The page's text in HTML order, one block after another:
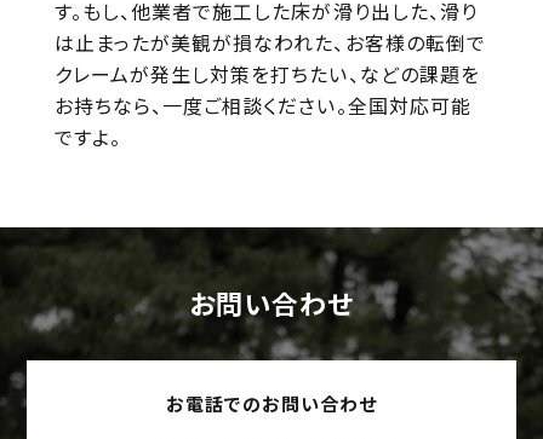
す。もし、他業者で施工した床が滑り出した、滑り
は止まったが美観が損なわれた、お客様の転倒で
クレームが発生し対策を打ちたい、などの課題を
お持ちなら、一度ご相談ください。全国対応可能
ですよ。
お問い合わせ
お電話でのお問い合わせ